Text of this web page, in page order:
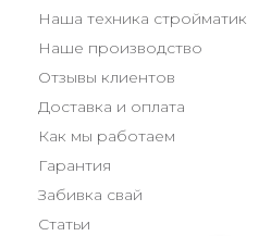
Наша техника стройматик
Наше производство
Отзывы клиентов
Доставка и оплата
Как мы работаем
Гарантия
Забивка свай
Статьи